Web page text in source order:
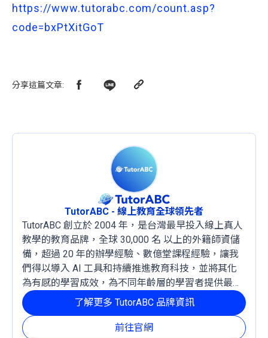
https://www.tutorabc.com/count.asp?
code=bxPtXitGoT
分享這篇文章:
TutorABC - 線上教育全球領先者
TutorABC 創立於 2004 年，是台灣最早投入線上真人
教學的教育品牌，全球 30,000 名 以上的外籍師資儲
備，超過 20 年的辦學經驗、數億堂課程經驗，讓我
們得以導入 AI 工具和持續推進教育科技，並將其化
為有感的學習成效，為不同年齡層的學習者提供最穩
定且有效的成長路徑。
前往官網
了解更多 TutorABC 品牌資訊